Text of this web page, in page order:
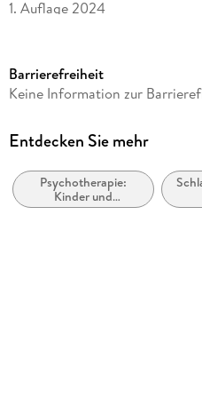
1. Auflage 2024
Dateigröße
Reihe
Autor/Autorin
Johanna Thünker, Reinhard
Barrierefreiheit
Keine Information zur
Entdecken Sie mehr
Psychotherapie:
Kinder und
Jugendliche